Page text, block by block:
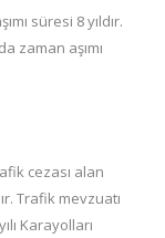
süresi 8 yıldır.
zaman aşımı
cezası alan
Trafik mevzuatı
Karayolları